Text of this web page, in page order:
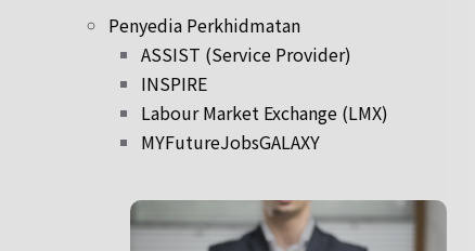
Penyedia Perkhidmatan
ASSIST (Service Provider)
INSPIRE
Labour Market Exchange (LMX)
MYFutureJobsGALAXY